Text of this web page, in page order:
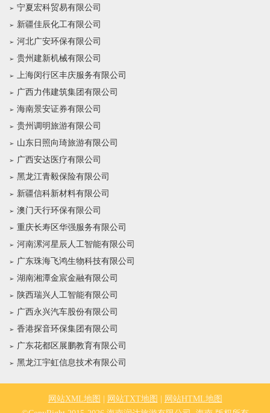
宁夏宏科贸易有限公司
新疆佳辰化工有限公司
河北广安环保有限公司
贵州建新机械有限公司
上海闵行区丰庆服务有限公司
广西力伟建筑集团有限公司
海南景安证券有限公司
贵州调明旅游有限公司
山东日照向琦旅游有限公司
广西安达医疗有限公司
黑龙江青毅保险有限公司
新疆信科新材料有限公司
澳门天行环保有限公司
重庆长寿区华强服务有限公司
河南漯河星辰人工智能有限公司
广东珠海飞鸿生物科技有限公司
湖南湘潭金宸金融有限公司
陕西瑞兴人工智能有限公司
广西永兴汽车股份有限公司
香港探音环保集团有限公司
广东花都区展鹏教育有限公司
黑龙江宇虹信息技术有限公司
网站XML地图 网站TXT地图
网站HTML地图